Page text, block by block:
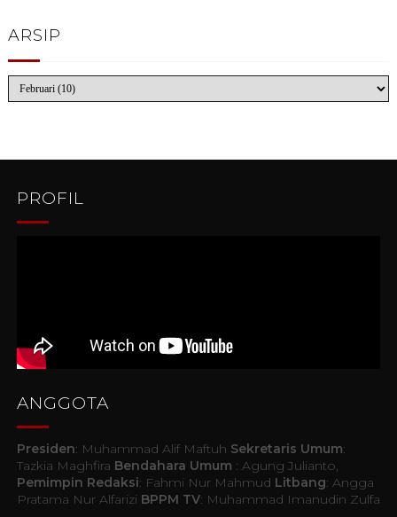
ARSIP
PROFIL
ANGGOTA
Presiden: Muhammad Alif Maftuh Sekretaris Umum:
Tazkia Maghfira Bendahara Umum : Agung Julianto,
Pemimpin Redaksi: Fahmi Nur Mahmud Litbang: Angga
Pratama Nur Alfarizi BPPM TV: Muhammad Imanudin Zulfa